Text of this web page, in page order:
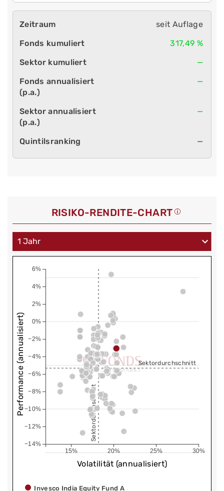
seit Auflage
317,49 %
—
—
—
—
RISIKO-RENDITE-CHART
15% 20% 25% 30%
−14%
−12%
−10%
−8%
−6%
−4%
−2%
0%
2%
4%
6%
Sektordurchschnitt
Sektordurchschnitt
Volatilität (annualisiert)
Performance (annualisiert)
Invesco India Equity Fund A